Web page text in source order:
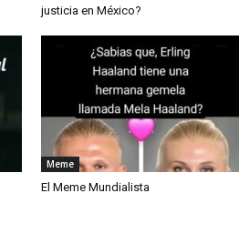
justicia en México?
Meme
El Meme Mundialista